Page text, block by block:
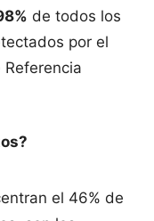
de todos los
por el
el 46% de